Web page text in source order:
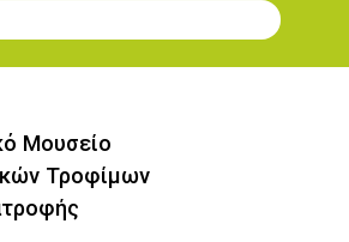
Μουσείο
Τροφίμων